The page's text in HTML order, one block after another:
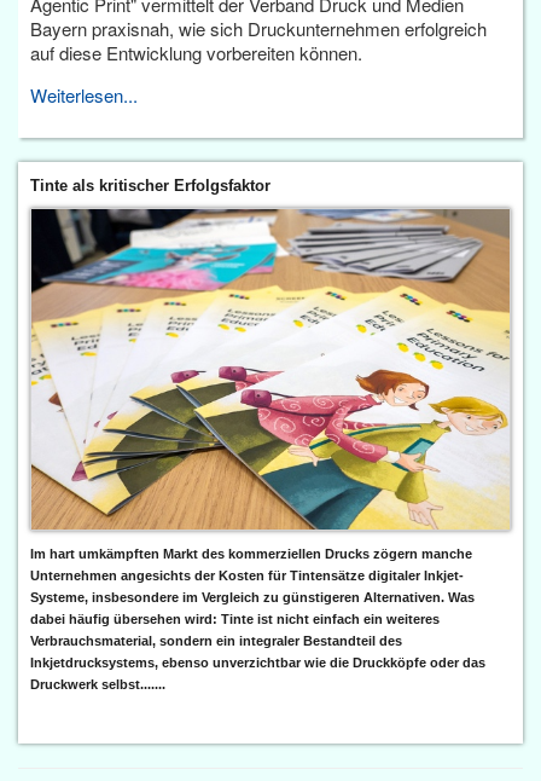
Bayern praxisnah, wie sich Druckunternehmen erfolgreich
auf diese Entwicklung vorbereiten können.
Weiterlesen...
Tinte als kritischer Erfolgsfaktor
Im hart umkämpften Markt des kommerziellen Drucks zögern manche
Unternehmen angesichts der Kosten für Tintensätze digitaler Inkjet-
Systeme, insbesondere im Vergleich zu günstigeren Alternativen. Was
dabei häufig übersehen wird: Tinte ist nicht einfach ein weiteres
Verbrauchsmaterial, sondern ein integraler Bestandteil des
Inkjetdrucksystems, ebenso unverzichtbar wie die Druckköpfe oder das
Druckwerk selbst.......